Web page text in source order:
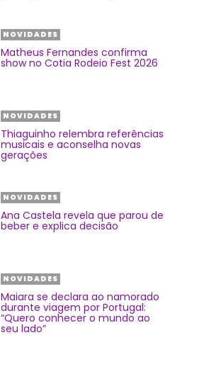
NOVIDADES
Matheus Fernandes confirma
show no Cotia Rodeio Fest 2026
NOVIDADES
Thiaguinho relembra referências
musicais e aconselha novas
gerações
NOVIDADES
Ana Castela revela que parou de
beber e explica decisão
NOVIDADES
Maiara se declara ao namorado
durante viagem por Portugal:
“Quero conhecer o mundo ao
seu lado”